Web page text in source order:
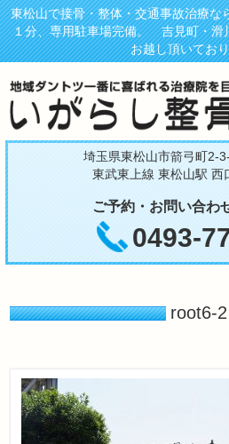
東松山で接骨・整体・交通事故治療な
１分、専用駐車場完備。 吉見町・滑
お越し頂いてお
埼玉県東松山市箭弓町2-
東武東上線 東松山駅 西
ご予約・お問い合わ
0493-
root6-2